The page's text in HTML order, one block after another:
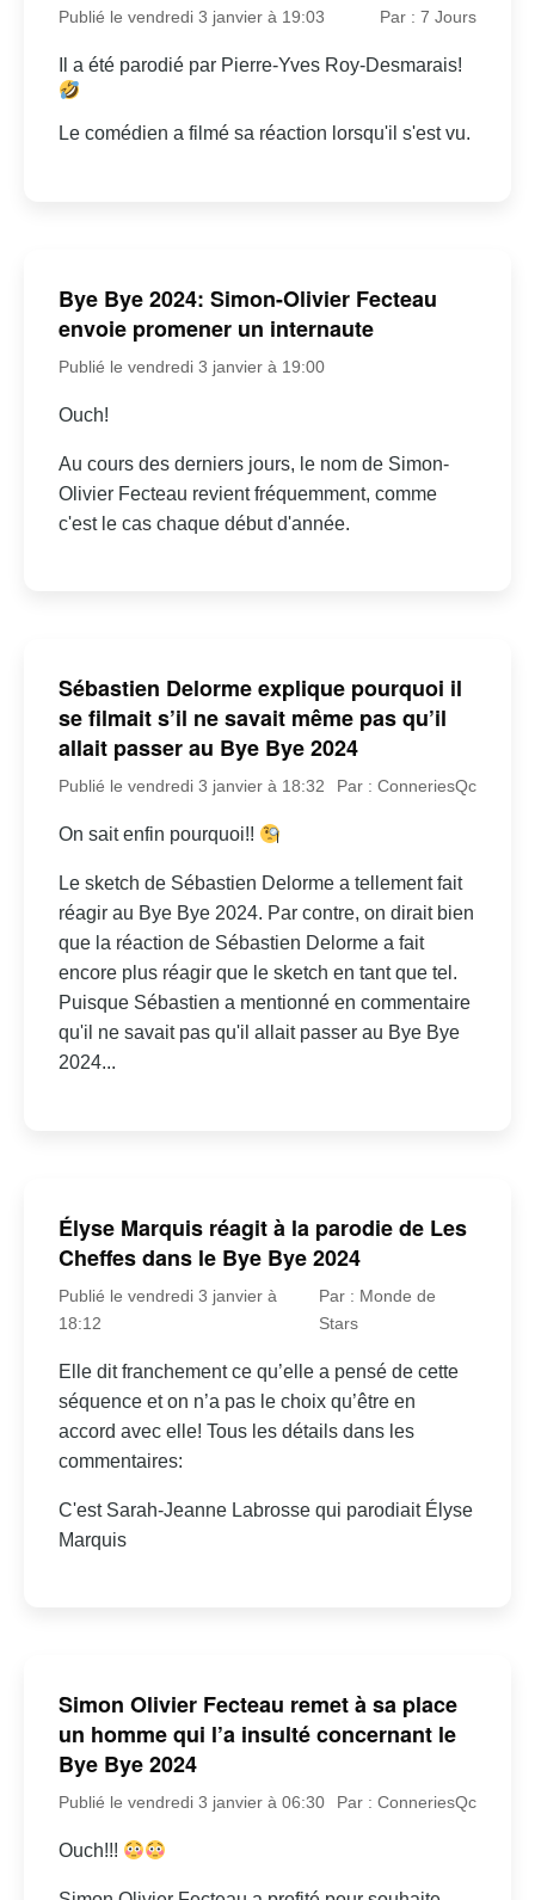
Publié le vendredi 3 janvier à 19:03 Par : 7 Jours
Il a été parodié par Pierre-Yves Roy-Desmarais!
Le comédien a filmé sa réaction lorsqu'il s'est vu.
Bye Bye 2024: Simon-Olivier Fecteau
envoie promener un internaute
Publié le vendredi 3 janvier à 19:00
Ouch!
Au cours des derniers jours, le nom de Simon-
Olivier Fecteau revient fréquemment, comme
c'est le cas chaque début d'année.
Sébastien Delorme explique pourquoi il
se filmait s’il ne savait même pas qu’il
allait passer au Bye Bye 2024
Publié le vendredi 3 janvier à 18:32 Par : ConneriesQc
On sait enfin pourquoi!!
Le sketch de Sébastien Delorme a tellement fait
réagir au Bye Bye 2024. Par contre, on dirait bien
que la réaction de Sébastien Delorme a fait
encore plus réagir que le sketch en tant que tel.
Puisque Sébastien a mentionné en commentaire
qu'il ne savait pas qu'il allait passer au Bye Bye
2024...
Élyse Marquis réagit à la parodie de Les
Cheffes dans le Bye Bye 2024
Publié le vendredi 3 janvier à
18:12
Par : Monde de
Stars
Elle dit franchement ce qu’elle a pensé de cette
séquence et on n’a pas le choix qu’être en
accord avec elle! Tous les détails dans les
commentaires:
C'est Sarah-Jeanne Labrosse qui parodiait Élyse
Marquis
Simon Olivier Fecteau remet à sa place
un homme qui l’a insulté concernant le
Bye Bye 2024
Publié le vendredi 3 janvier à 06:30 Par : ConneriesQc
Ouch!!!